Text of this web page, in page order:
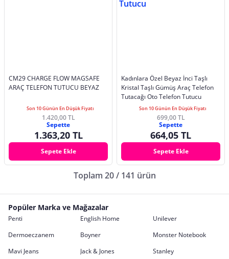
CM29 CHARGE FLOW MAGSAFE
ARAÇ TELEFON TUTUCU BEYAZ
Son 10 Günün En Düşük Fiyatı
1.420,00 TL
Sepette
1.363,20 TL
Sepete Ekle
Kadınlara Özel Beyaz İnci Taşlı
Kristal Taşlı Gümüş Araç Telefon
Tutacağı Oto Telefon Tutucu
Son 10 Günün En Düşük Fiyatı
699,00 TL
Sepette
664,05 TL
Sepete Ekle
Toplam 20 / 141 ürün
Popüler Marka ve Mağazalar
Penti English Home
Unilever
Dermoeczanem
Boyner
Monster Notebook
Mavi Jeans
Jack & Jones
Stanley